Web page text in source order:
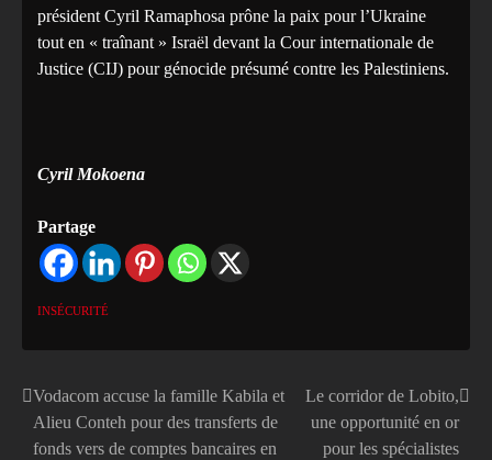
président Cyril Ramaphosa prône la paix pour l’Ukraine
tout en « traînant » Israël devant la Cour internationale de
Justice (CIJ) pour génocide présumé contre les Palestiniens.
Cyril Mokoena
Partage
INSÉCURITÉ
Navigation
de
Vodacom accuse la famille Kabila et
Alieu Conteh pour des transferts de
fonds vers de comptes bancaires en
Le corridor de Lobito,
une opportunité en or
pour les spécialistes